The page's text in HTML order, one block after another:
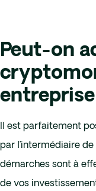
Peut-on
Il est parfaitement
par l’intermédiaire
démarches sont à
de vos